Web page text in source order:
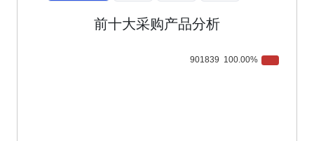
前十大采购产品分析